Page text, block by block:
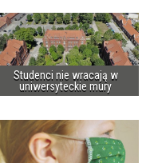
Studenci nie wracają w
uniwersyteckie mury